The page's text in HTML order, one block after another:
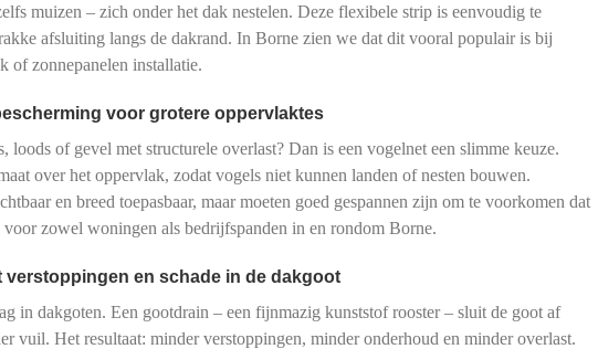
muizen – zich onder het dak nestelen. Deze flexibele strip is eenvoudig te
afsluiting langs de dakrand. In Borne zien we dat dit vooral populair is bij
of zonnepanelen installatie.
voor grotere oppervlaktes
loods of gevel met structurele overlast? Dan is een vogelnet een slimme keuze.
over het oppervlak, zodat vogels niet kunnen landen of nesten bouwen.
en breed toepasbaar, maar moeten goed gespannen zijn om te voorkomen dat
zowel woningen als bedrijfspanden in en rondom Borne.
verstoppingen en schade in de dakgoot
in dakgoten. Een gootdrain – een fijnmazig kunststof rooster – sluit de goot af
vuil. Het resultaat: minder verstoppingen, minder onderhoud en minder overlast.